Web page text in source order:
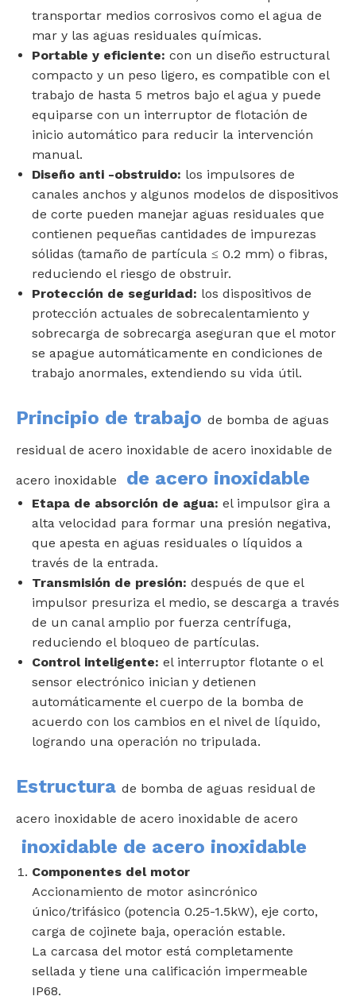
transportar medios corrosivos como el agua de
mar y las aguas residuales químicas.
Portable y eficiente: con un diseño estructural
compacto y un peso ligero, es compatible con el
trabajo de hasta 5 metros bajo el agua y puede
equiparse con un interruptor de flotación de
inicio automático para reducir la intervención
manual.
Diseño anti -obstruido: los impulsores de
canales anchos y algunos modelos de dispositivos
de corte pueden manejar aguas residuales que
contienen pequeñas cantidades de impurezas
sólidas (tamaño de partícula ≤ 0.2 mm) o fibras,
reduciendo el riesgo de obstruir.
Protección de seguridad: los dispositivos de
protección actuales de sobrecalentamiento y
sobrecarga de sobrecarga aseguran que el motor
se apague automáticamente en condiciones de
trabajo anormales, extendiendo su vida útil.
Principio de trabajo de bomba de aguas
residual de acero inoxidable de acero inoxidable de
acero inoxidable
de acero inoxidable
Etapa de absorción de agua: el impulsor gira a
alta velocidad para formar una presión negativa,
que apesta en aguas residuales o líquidos a
través de la entrada.
Transmisión de presión: después de que el
impulsor presuriza el medio, se descarga a través
de un canal amplio por fuerza centrífuga,
reduciendo el bloqueo de partículas.
Control inteligente: el interruptor flotante o el
sensor electrónico inician y detienen
automáticamente el cuerpo de la bomba de
acuerdo con los cambios en el nivel de líquido,
logrando una operación no tripulada.
Estructura de bomba de aguas residual de
acero inoxidable de acero inoxidable de acero
inoxidable de acero inoxidable
Componentes del motor
Accionamiento de motor asincrónico
único/trifásico (potencia 0.25-1.5kW), eje corto,
carga de cojinete baja, operación estable.
La carcasa del motor está completamente
sellada y tiene una calificación impermeable
IP68.